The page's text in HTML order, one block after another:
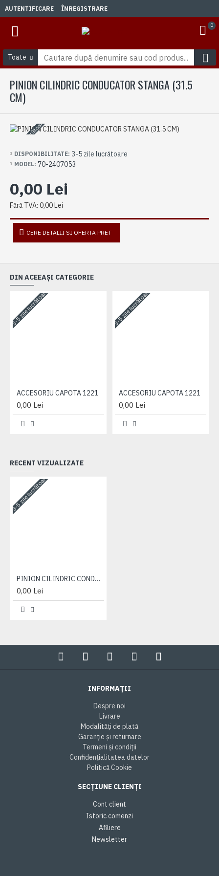
AUTENTIFICARE ÎNREGISTRARE
0
Toate
PINION CILINDRIC CONDUCATOR STANGA (31.5
CM)
3-5 zile lucrătoare
DISPONIBILITATE: 3-5 zile lucrătoare
MODEL: 70-2407053
0,00 Lei
Fără TVA: 0,00 Lei
CERE DETALII SI OFERTA PRET
DIN ACEEAȘI CATEGORIE
3-5 zile lucrătoare
ACCESORIU CAPOTA 1221
0,00 Lei
3-5 zile lucrătoare
ACCESORIU CAPOTA 1221
0,00 Lei
RECENT VIZUALIZATE
3-5 zile lucrătoare
PINION CILINDRIC CONDUCATOR STANGA (31.5 CM)
0,00 Lei
INFORMAȚII
Despre noi
Livrare
Modalități de plată
Garanție și returnare
Termeni și condiții
Confidențialitatea datelor
Politică Cookie
SECȚIUNE CLIENȚI
Cont client
Istoric comenzi
Afiliere
Newsletter